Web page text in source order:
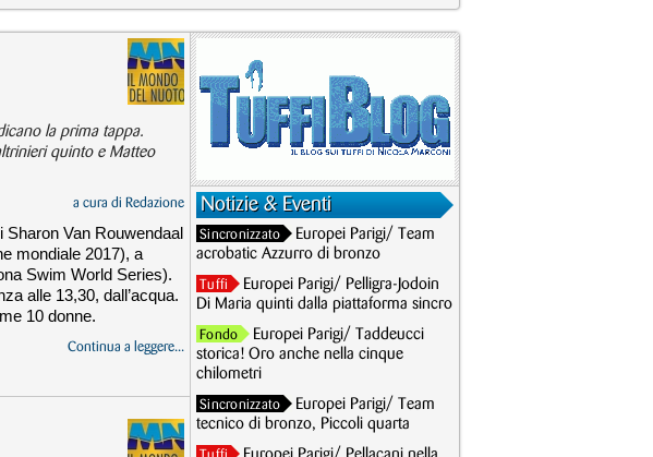
la prima tappa.
quinto e Matteo
a cura di Redazione
Sharon Van Rouwendaal
mondiale 2017), a
Swim World Series).
alle 13,30, dall’acqua.
10 donne.
Continua a leggere...
Notizie & Eventi
Sincronizzato
Europei Parigi/ Team
acrobatic Azzurro di bronzo
Tuffi
Europei Parigi/ Pelligra-Jodoin
Di Maria quinti dalla piattaforma sincro
Fondo
Europei Parigi/ Taddeucci
storica! Oro anche nella cinque
chilometri
Sincronizzato
Europei Parigi/ Team
tecnico di bronzo, Piccoli quarta